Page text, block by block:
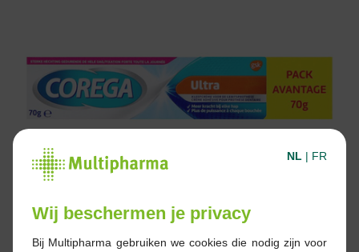
NL | FR
Wij beschermen je privacy
Bij Multipharma gebruiken we cookies die nodig zijn voor